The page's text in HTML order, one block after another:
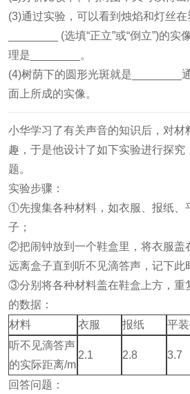
(3)通过实验，可以看到烛焰和灯丝
________ (选填“正立”或“倒立”)的
理是________。
(4)树荫下的圆形光斑就是________
面上所成的实像。
小华学习了有关声音的知识后，对材
趣，于是他设计了如下实验进行探究
题。
实验步骤：
①先搜集各种材料，如衣服、报纸、
子；
②把闹钟放到一个鞋盒里，将衣服盖
远离盒子直到听不见滴答声，记下此
③分别将各种材料盖在鞋盒上方，重
的数据：
材料
衣服 报纸 平
听不见滴答声
的实际距离/m
2.1 2.8 3.7
回答问题：